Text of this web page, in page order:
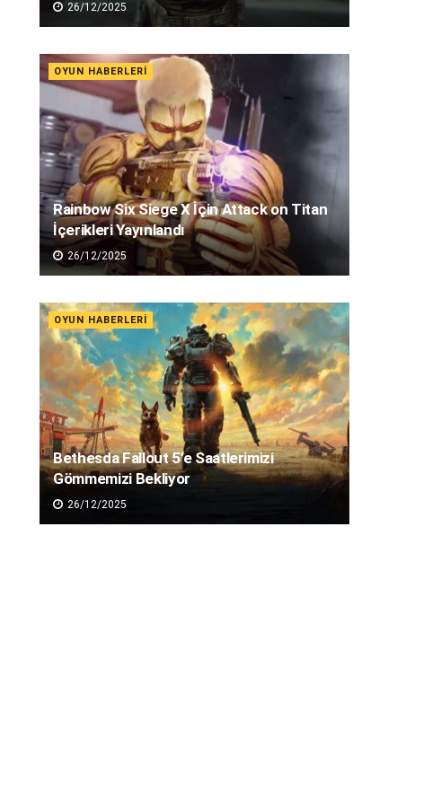
26/12/2025
OYUN HABERLERI
Rainbow Six Siege X İçin Attack on Titan
İçerikleri Yayınlandı
26/12/2025
OYUN HABERLERI
Bethesda Fallout 5’e Saatlerimizi
Gömmemizi Bekliyor
26/12/2025